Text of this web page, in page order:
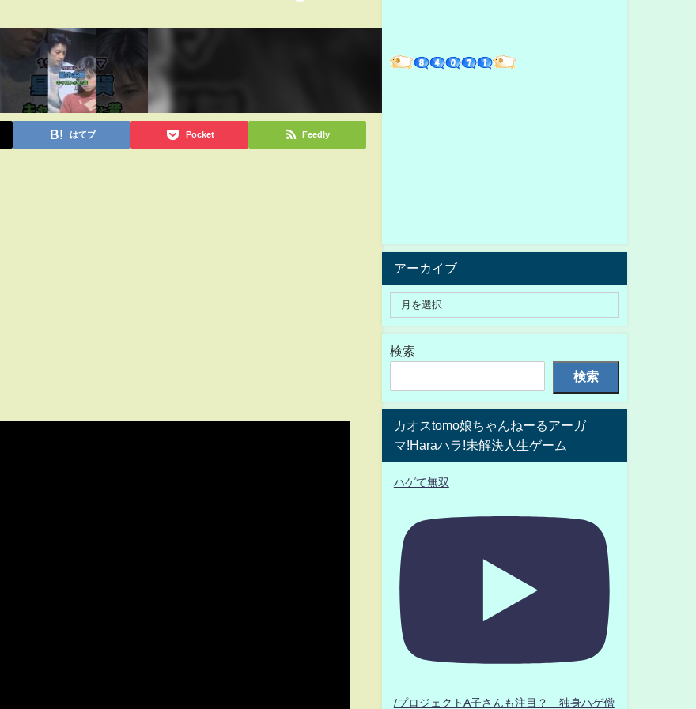
はてブ Pocket Feedly
アーカイブ
検索
検索
カオスtomo娘ちゃんねーるアーガ
マ!Haraハラ!未解決人生ゲーム
ハゲて無双
/プロジェクトA子さんも注目？ 独身ハゲ僧